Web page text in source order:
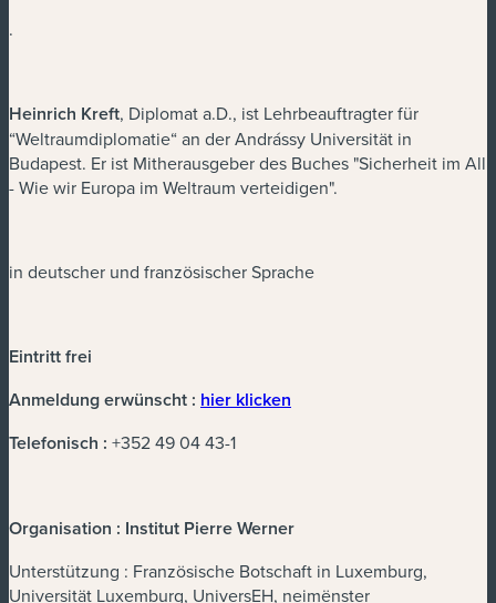
.
Heinrich Kreft, Diplomat a.D., ist Lehrbeauftragter für
“Weltraumdiplomatie“ an der Andrássy Universität in
Budapest. Er ist Mitherausgeber des Buches "Sicherheit im All
- Wie wir Europa im Weltraum verteidigen".
in deutscher und französischer Sprache
Eintritt frei
Anmeldung erwünscht : hier klicken
Telefonisch : +352 49 04 43-1
Organisation : Institut Pierre Werner
Unterstützung : Französische Botschaft in Luxemburg,
Universität Luxemburg, UniversEH, neimënster